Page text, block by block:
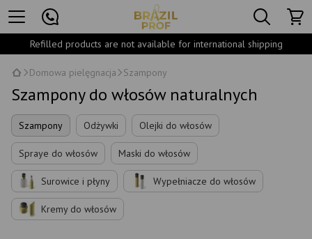
Refilled products are not available for international shipping
Domowa pielęgnacja Szampony
Szampony do włosów naturalnych
Szampony Odżywki Olejki do włosów
Spraye do włosów Maski do włosów
Surowice i płyny Wypełniacze do włosów
Kremy do włosów